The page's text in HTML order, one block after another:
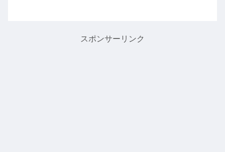
着弾があったの忘れてました。
しやすい日が戻ってきそうで
す。日本海側ではまだ...
スポンサーリンク